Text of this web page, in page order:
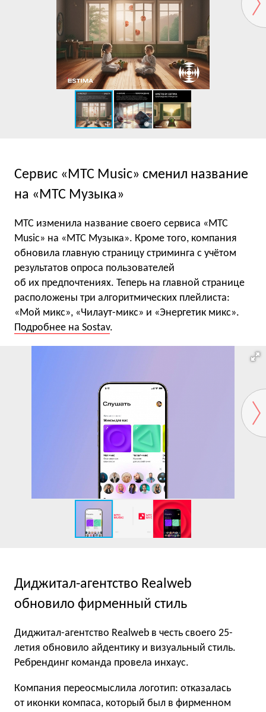
Сервис «МТС Music» сменил название
на «МТС Музыка»
МТС изменила название своего сервиса «МТС
Music» на «МТС Музыка». Кроме того, компания
обновила главную страницу стриминга с учётом
результатов опроса пользователей
об их предпочтениях. Теперь на главной странице
расположены три алгоритмических плейлиста:
«Мой микс», «Чилаут-микс» и «Энергетик микс».
Подробнее на Sostav.
Диджитал-агентство Realweb
обновило фирменный стиль
Диджитал-агентство Realweb в честь своего 25-
летия обновило айдентику и визуальный стиль.
Ребрендинг команда провела инхаус.
Компания переосмыслила логотип: отказалась
от иконки компаса, который был в фирменном